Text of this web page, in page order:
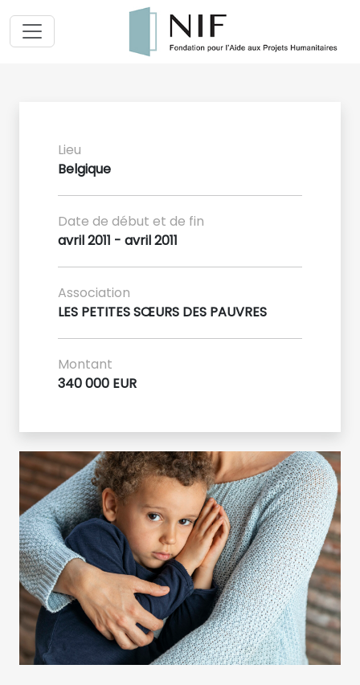
Lieu
Belgique
Date de début et de fin
avril 2011 - avril 2011
Association
LES PETITES SŒURS DES PAUVRES
Montant
340 000 EUR